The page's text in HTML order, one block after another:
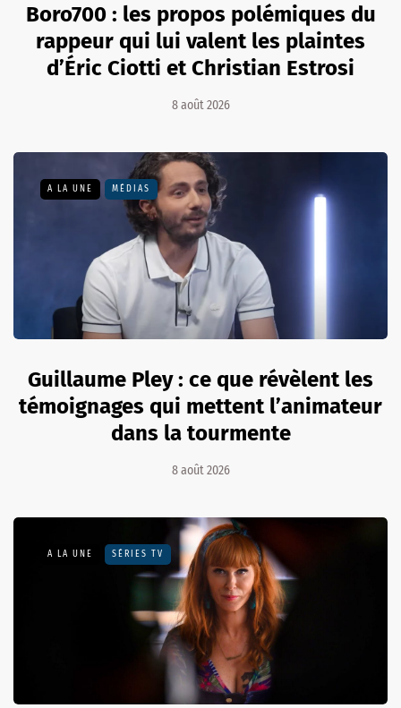
Boro700 : les propos polémiques du
rappeur qui lui valent les plaintes
d’Éric Ciotti et Christian Estrosi
8 août 2026
A LA UNE MÉDIAS
Guillaume Pley : ce que révèlent les
témoignages qui mettent l’animateur
dans la tourmente
8 août 2026
A LA UNE SÉRIES TV